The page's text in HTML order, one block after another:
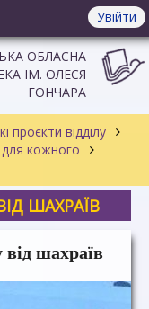
Увійти
ОБЛАСНА
ІМ. ОЛЕСЯ
ГОНЧАРА
проєкти відділу
кожного
ШАХРАЇВ
шахраїв